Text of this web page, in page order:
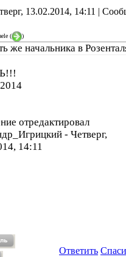
13.02.2014, 14:11 |
( )
же начальника в
отредактировал
- Четверг,
14:11
Ответить